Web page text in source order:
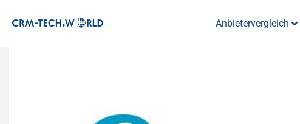
Anbietervergleich